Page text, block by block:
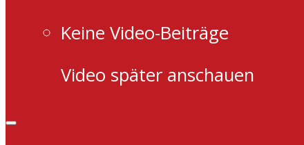
Keine Video-Beiträge
Video später anschauen